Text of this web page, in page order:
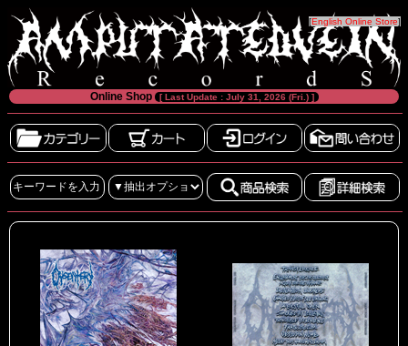
[English Online Store]
Online Shop [ Last Update : July 31, 2026 (Fri.) ]